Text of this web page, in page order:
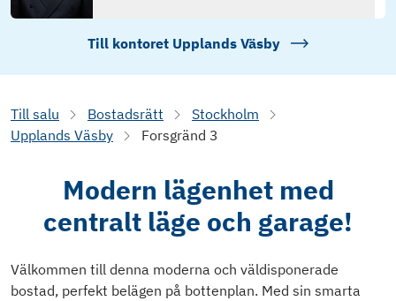
Till kontoret Upplands Väsby
Till salu Bostadsrätt
Stockholm
Upplands Väsby
Forsgränd 3
Modern lägenhet med
centralt läge och garage!
Välkommen till denna moderna och väldisponerade
bostad, perfekt belägen på bottenplan. Med sin smarta